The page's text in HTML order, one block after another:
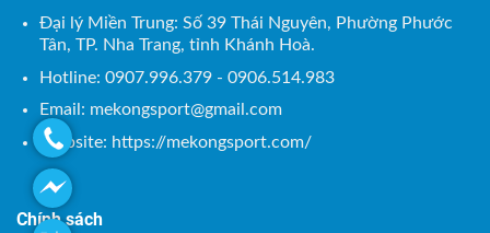
Đại lý Miền Trung: Số 39 Thái Nguyên, Phường Phước
Tân, TP. Nha Trang, tỉnh Khánh Hoà.
Hotline: 0907.996.379 - 0906.514.983
Email: mekongsport@gmail.com
Website: https://mekongsport.com/
Chính sách